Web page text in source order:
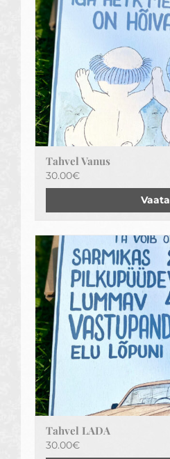
Tahvel Vanus
30.00€
Vaata
Tahvel LADA
30.00€